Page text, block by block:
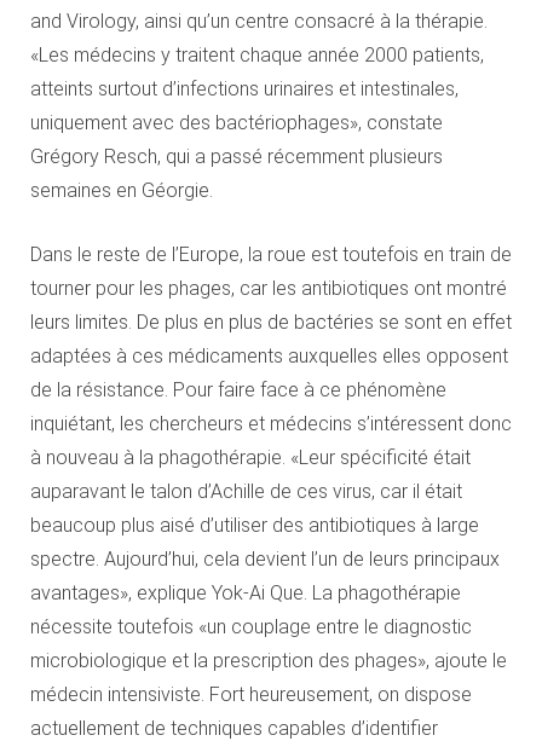
and Virology, ainsi qu’un centre consacré à la thérapie.
«Les médecins y traitent chaque année 2000 patients,
atteints surtout d’infections urinaires et intestinales,
uniquement avec des bactériophages», constate
Grégory Resch, qui a passé récemment plusieurs
semaines en Géorgie.
Dans le reste de l’Europe, la roue est toutefois en train de
tourner pour les phages, car les antibiotiques ont montré
leurs limites. De plus en plus de bactéries se sont en effet
adaptées à ces médicaments auxquelles elles opposent
de la résistance. Pour faire face à ce phénomène
inquiétant, les chercheurs et médecins s’intéressent donc
à nouveau à la phagothérapie. «Leur spécificité était
auparavant le talon d’Achille de ces virus, car il était
beaucoup plus aisé d’utiliser des antibiotiques à large
spectre. Aujourd’hui, cela devient l’un de leurs principaux
avantages», explique Yok-Ai Que. La phagothérapie
nécessite toutefois «un couplage entre le diagnostic
microbiologique et la prescription des phages», ajoute le
médecin intensiviste. Fort heureusement, on dispose
actuellement de techniques capables d’identifier